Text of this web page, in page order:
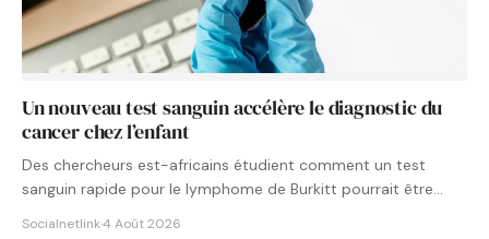
Un nouveau test sanguin accélère le diagnostic du
cancer chez l’enfant
Des chercheurs est-africains étudient comment un test
sanguin rapide pour le lymphome de Burkitt pourrait être
Socialnetlink·4 Août 2026